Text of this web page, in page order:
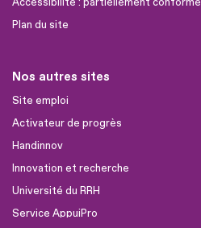
Plan du site
Nos autres sites
Site emploi
Activateur de progrès
Handinnov
Innovation et recherche
Université du RRH
Service AppuiPro